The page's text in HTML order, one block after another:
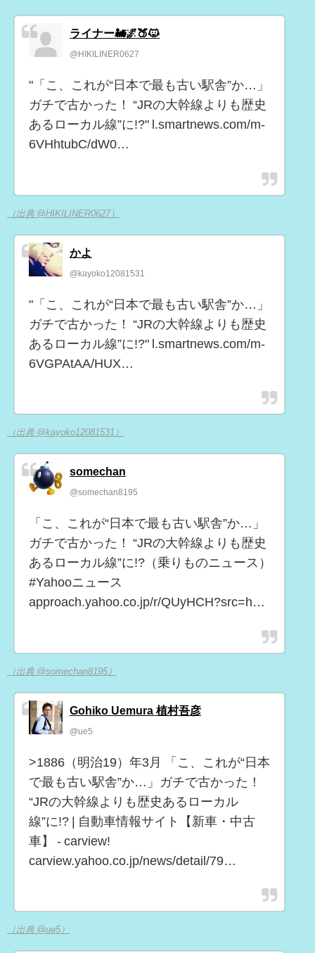
ライナー🚂🌌🍑🐱
@HIKILINER0627
"「こ、これが“日本で最も古い駅舎”か…」
ガチで古かった！ “JRの大幹線よりも歴史
あるローカル線”に!?" l.smartnews.com/m-
6VHhtubC/dW0…
（出典 @HIKILINER0627）
かよ
@kayoko12081531
"「こ、これが“日本で最も古い駅舎”か…」
ガチで古かった！ “JRの大幹線よりも歴史
あるローカル線”に!?" l.smartnews.com/m-
6VGPAtAA/HUX…
（出典 @kayoko12081531）
somechan
@somechan8195
「こ、これが“日本で最も古い駅舎”か…」
ガチで古かった！ “JRの大幹線よりも歴史
あるローカル線”に!?（乗りものニュース）
#Yahooニュース
approach.yahoo.co.jp/r/QUyHCH?src=h…
（出典 @somechan8195）
Gohiko Uemura 植村吾彦
@ue5
>1886（明治19）年3月 「こ、これが“日本
で最も古い駅舎”か…」ガチで古かった！
“JRの大幹線よりも歴史あるローカル
線”に!? | 自動車情報サイト【新車・中古
車】 - carview!
carview.yahoo.co.jp/news/detail/79…
（出典 @ue5）